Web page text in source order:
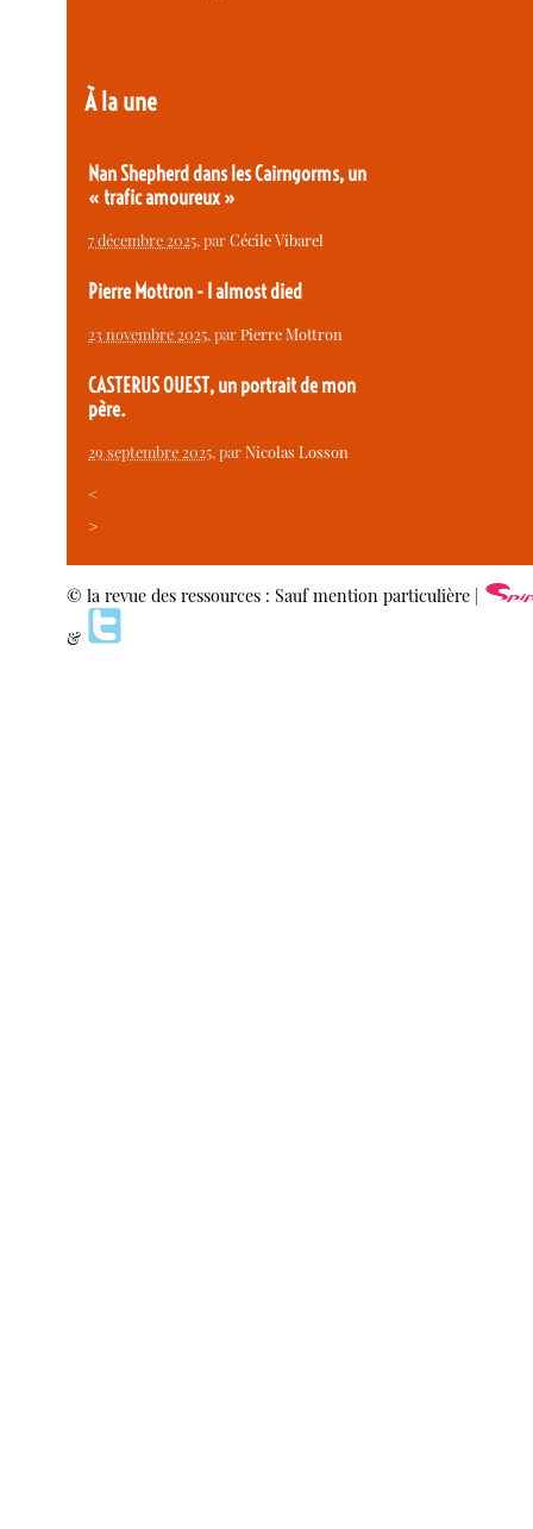
À la une
Nan Shepherd dans les Cairngorms, un
« trafic amoureux »
7 décembre 2025, parCécile Vibarel
Pierre Mottron - I almost died
23 novembre 2025, parPierre Mottron
CASTERUS OUEST, un portrait de mon
père.
29 septembre 2025, parNicolas Losson
<
>
© la revue des ressources : Sauf mention particulière |
&